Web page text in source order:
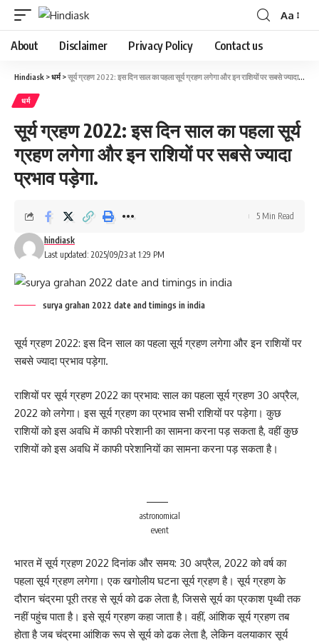
Aa
About Disclaimer Privacy Policy Contact us
Hindiask >धर्म>सूर्य ग्रहण 2022: इस दिन साल का पहला सूर्य ग्रहण लगेगा और इन राशियों पर सबसे ज्यादा प्रभाव पड़ेगा.
धर्म
सूर्य ग्रहण 2022: इस दिन साल का पहला सूर्य
ग्रहण लगेगा और इन राशियों पर सबसे ज्यादा
प्रभाव पड़ेगा.
Last updated: 2025/09/23 at 1:29 PM
hindiask
5 Min Read
surya grahan 2022 date and timings in india
सूर्य ग्रहण 2022: इस दिन साल का पहला सूर्य ग्रहण लगेगा और इन राशियों पर
सबसे ज्यादा प्रभाव पड़ेगा.
राशियों पर सूर्य ग्रहण 2022 का प्रभाव: साल का पहला सूर्य ग्रहण 30 अप्रैल,
2022 को लगेगा। इस सूर्य ग्रहण का प्रभाव सभी राशियों पर पड़ेगा। कुछ
राशियों को इस अवधि में काफी परेशानी का सामना करना पड़ सकता है, वहीं कुछ
राशियों को इस अवधि में काफी परेशानियों का सामना करना पड़ सकता है।
astronomical
event
भारत में सूर्य ग्रहण 2022 दिनांक और समय: 30 अप्रैल, 2022 को वर्ष का
पहला सूर्य ग्रहण लगेगा। एक खगोलीय घटना सूर्य ग्रहण है। सूर्य ग्रहण के
दौरान चंद्रमा पूरी तरह से सूर्य को ढक लेता है, जिससे सूर्य का प्रकाश पृथ्वी तक
नहीं पहुंच पाता है। इसे सूर्य ग्रहण कहा जाता है। वहीं, आंशिक सूर्य ग्रहण तब
होता है जब चंद्रमा आंशिक रूप से सूर्य को ढक लेता है, लेकिन वलयाकार सूर्य